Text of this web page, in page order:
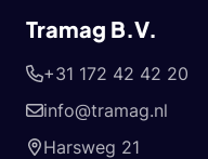
Tramag B.V.
+31 172 42 42 20
info@tramag.nl
Harsweg 21